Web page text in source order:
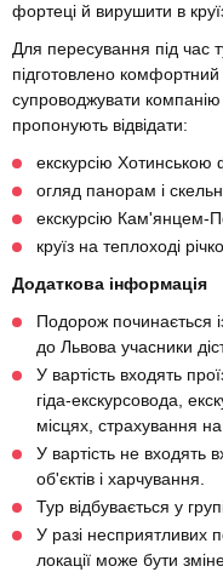
фортеці й вирушити в
Для пересування під час
підготовлено
супроводжувати
пропонують відвідати:
екскурсію
огляд панорам і
екскурсію Кам'янцем-
круїз на теплоході
Додаткова інформація
Подорож починається
до Львова учасники
У вартість входять
гіда-екскурсовода,
місцях, страхування
У вартість не входять
об'єктів і харчування.
Тур відбувається у
У разі несприятливих
локації може бути